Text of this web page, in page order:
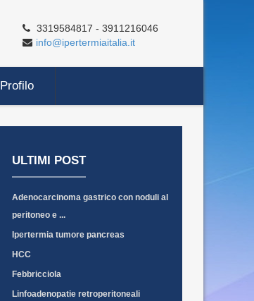
3319584817 - 3911216046
info@ipertermiaitalia.it
Profilo
ULTIMI POST
Adenocarcinoma gastrico con noduli al
peritoneo e ...
Ipertermia tumore pancreas
HCC
Febbricciola
Linfoadenopatie retroperitoneali